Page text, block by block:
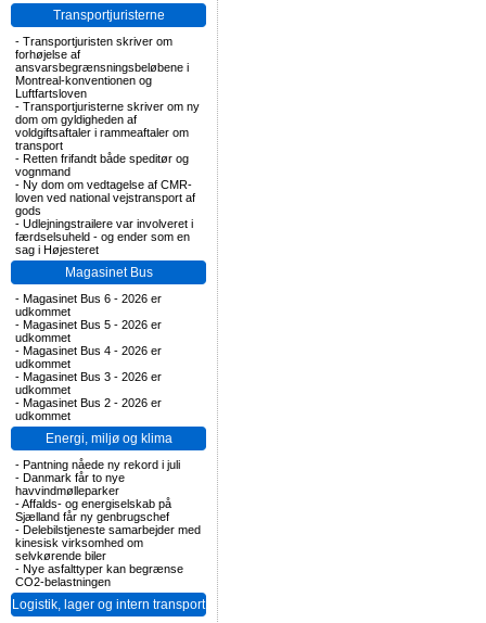
Transportjuristerne
- Transportjuristen skriver om
forhøjelse af
ansvarsbegrænsningsbeløbene i
Montreal-konventionen og
Luftfartsloven
- Transportjuristerne skriver om ny
dom om gyldigheden af
voldgiftsaftaler i rammeaftaler om
transport
- Retten frifandt både speditør og
vognmand
- Ny dom om vedtagelse af CMR-
loven ved national vejstransport af
gods
- Udlejningstrailere var involveret i
færdselsuheld - og ender som en
sag i Højesteret
Magasinet Bus
- Magasinet Bus 6 - 2026 er
udkommet
- Magasinet Bus 5 - 2026 er
udkommet
- Magasinet Bus 4 - 2026 er
udkommet
- Magasinet Bus 3 - 2026 er
udkommet
- Magasinet Bus 2 - 2026 er
udkommet
Energi, miljø og klima
- Pantning nåede ny rekord i juli
- Danmark får to nye
havvindmølleparker
-Affalds- og energiselskab på
Sjælland får ny genbrugschef
- Delebilstjeneste samarbejder med
kinesisk virksomhed om
selvkørende biler
- Nye asfalttyper kan begrænse
CO2-belastningen
Logistik, lager og intern transport